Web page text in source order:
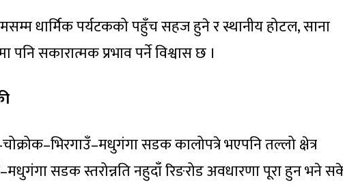
धार्मिक पर्यटकको पहुँच सहज हुने र स्थानीय होटल, साना
सकारात्मक प्रभाव पर्ने विश्वास छ ।
सडक कालोपत्रे भएपनि तल्लो क्षेत्र
सडक स्तरोन्नति नहुदाँ रिङरोड अवधारणा पूरा हुन भने